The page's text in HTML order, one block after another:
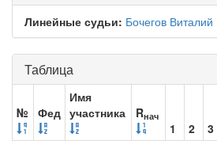
Линейные судьи: Бочегов Виталий
Таблица
№ Фед
Имя
участника
Rнач
1 2 3